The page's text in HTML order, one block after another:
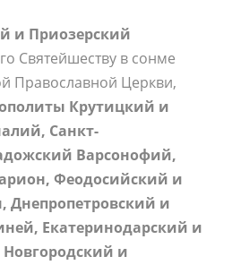
и Приозерский
Святейшеству в сонме
Православной Церкви,
Крутицкий и
Санкт-
Варсонофий,
Феодосийский и
Днепропетровский и
Екатеринодарский и
и